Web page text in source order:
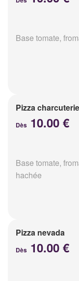
Base tomate,
Pizza charcuterie
Dès 10.00 €
Base tomate,
hachée
Pizza nevada
Dès 10.00 €